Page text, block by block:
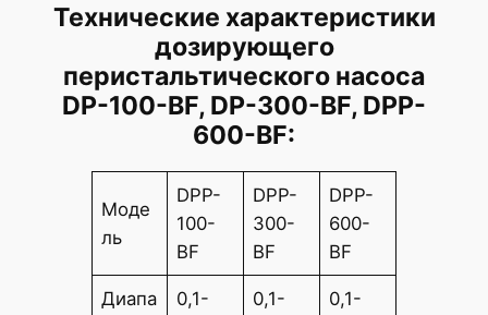
Технические характеристики
дозирующего
перистальтического насоса
DP-100-BF, DP-300-BF, DPP-
600-BF:
Моде
ль
DPP-
100-
BF
DPP-
300-
BF
DPP-
600-
BF
Диапа
0,1-
0,1-
0,1-